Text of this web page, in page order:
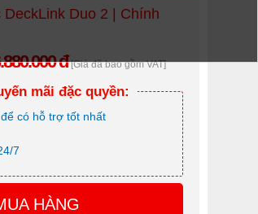
DeckLink Duo 2 | Chính
đ [Giá đã bao gồm VAT]
mãi đặc quyền:
có hỗ trợ tốt nhất
7
HÀNG